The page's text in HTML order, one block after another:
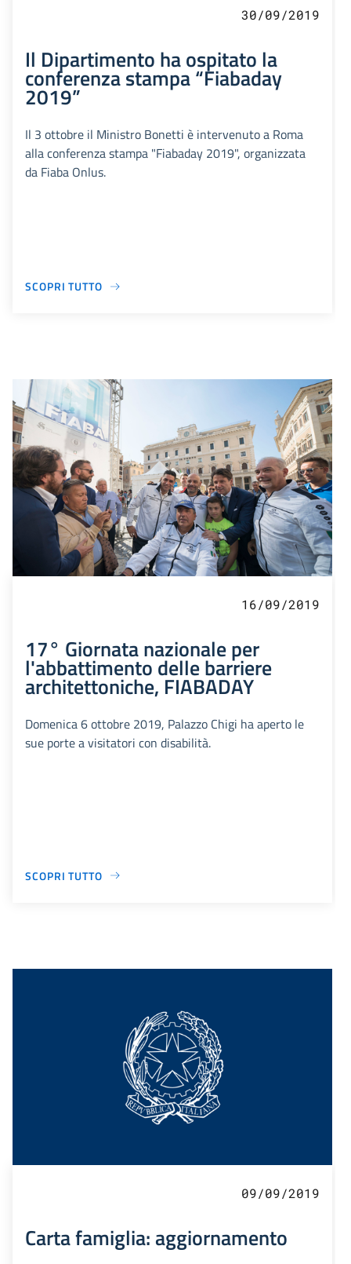
30/09/2019
Il Dipartimento ha ospitato la
conferenza stampa “Fiabaday
2019”
Il 3 ottobre il Ministro Bonetti è intervenuto a Roma
alla conferenza stampa "Fiabaday 2019", organizzata
da Fiaba Onlus.
SCOPRI TUTTO
16/09/2019
17° Giornata nazionale per
l'abbattimento delle barriere
architettoniche, FIABADAY
Domenica 6 ottobre 2019, Palazzo Chigi ha aperto le
sue porte a visitatori con disabilità.
SCOPRI TUTTO
09/09/2019
Carta famiglia: aggiornamento